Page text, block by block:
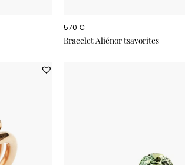
Bracelet Aliénor tsavorites
570 €